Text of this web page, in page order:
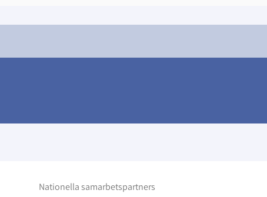
Nationella samarbetspartners